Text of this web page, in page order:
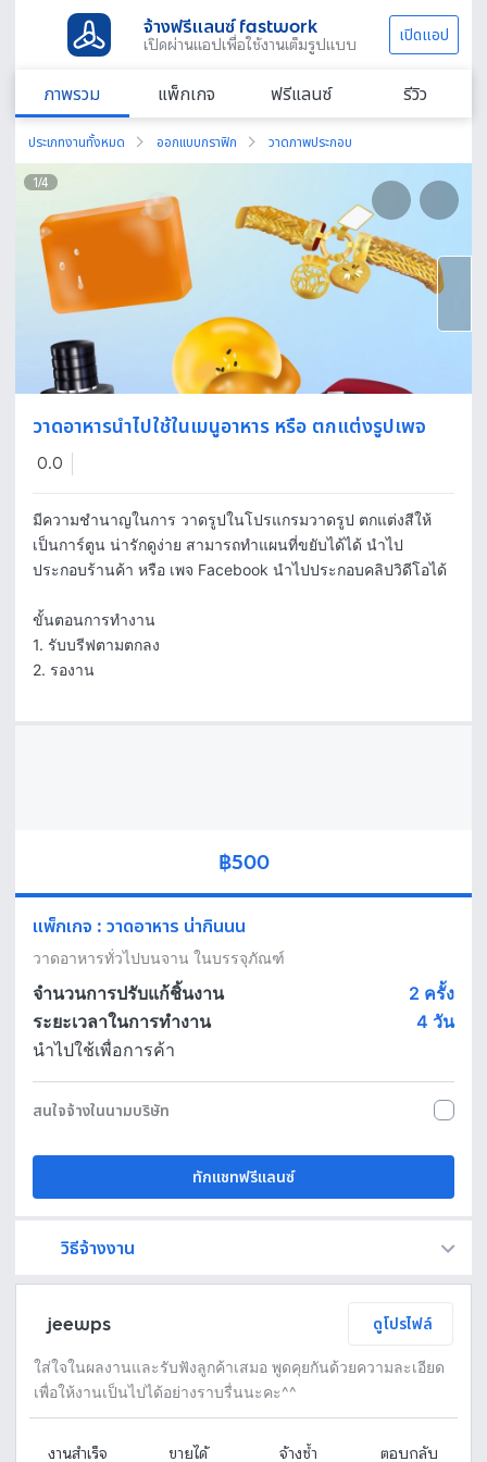
จ้างฟรีแลนซ์ fastwork
เปิดผ่านแอปเพื่อใช้งานเต็มรูปแบบ เปิดแอป
ภาพรวม แพ็กเกจ ฟรีแลนซ์ รีวิว
ประเภทงานทั้งหมด ออกแบบกราฟิก วาดภาพประกอบ
1/4
วาดอาหารนำไปใช้ในเมนูอาหาร หรือ ตกแต่งรูปเพจ
0.0
มีความชำนาญในการ วาดรูปในโปรแกรมวาดรูป ตกแต่งสีให้
เป็นการ์ตูน น่ารักดูง่าย สามารถทำแผนที่ขยับได้ได้ นำไป
ประกอบร้านค้า หรือ เพจ Facebook นำไปประกอบคลิปวิดีโอได้
ขั้นตอนการทำงาน
1. รับบรีฟตามตกลง
2. รองาน
฿500
แพ็กเกจ : วาดอาหาร น่ากินนน
วาดอาหารทั่วไปบนจาน ในบรรจุภัณฑ์
จำนวนการปรับแก้ชิ้นงาน
2 ครั้ง
ระยะเวลาในการทำงาน
4 วัน
นำไปใช้เพื่อการค้า
สนใจจ้างในนามบริษัท
ทักแชทฟรีแลนซ์
วิธีจ้างงาน
jeewps ดูโปรไฟล์
ใส่ใจในผลงานและรับฟังลูกค้าเสมอ พูดคุยกันด้วยความละเอียด
เพื่อให้งานเป็นไปได้อย่างราบรื่นนะคะ^^
งานสำเร็จ ขายได้ จ้างซ้ำ ตอบกลับ